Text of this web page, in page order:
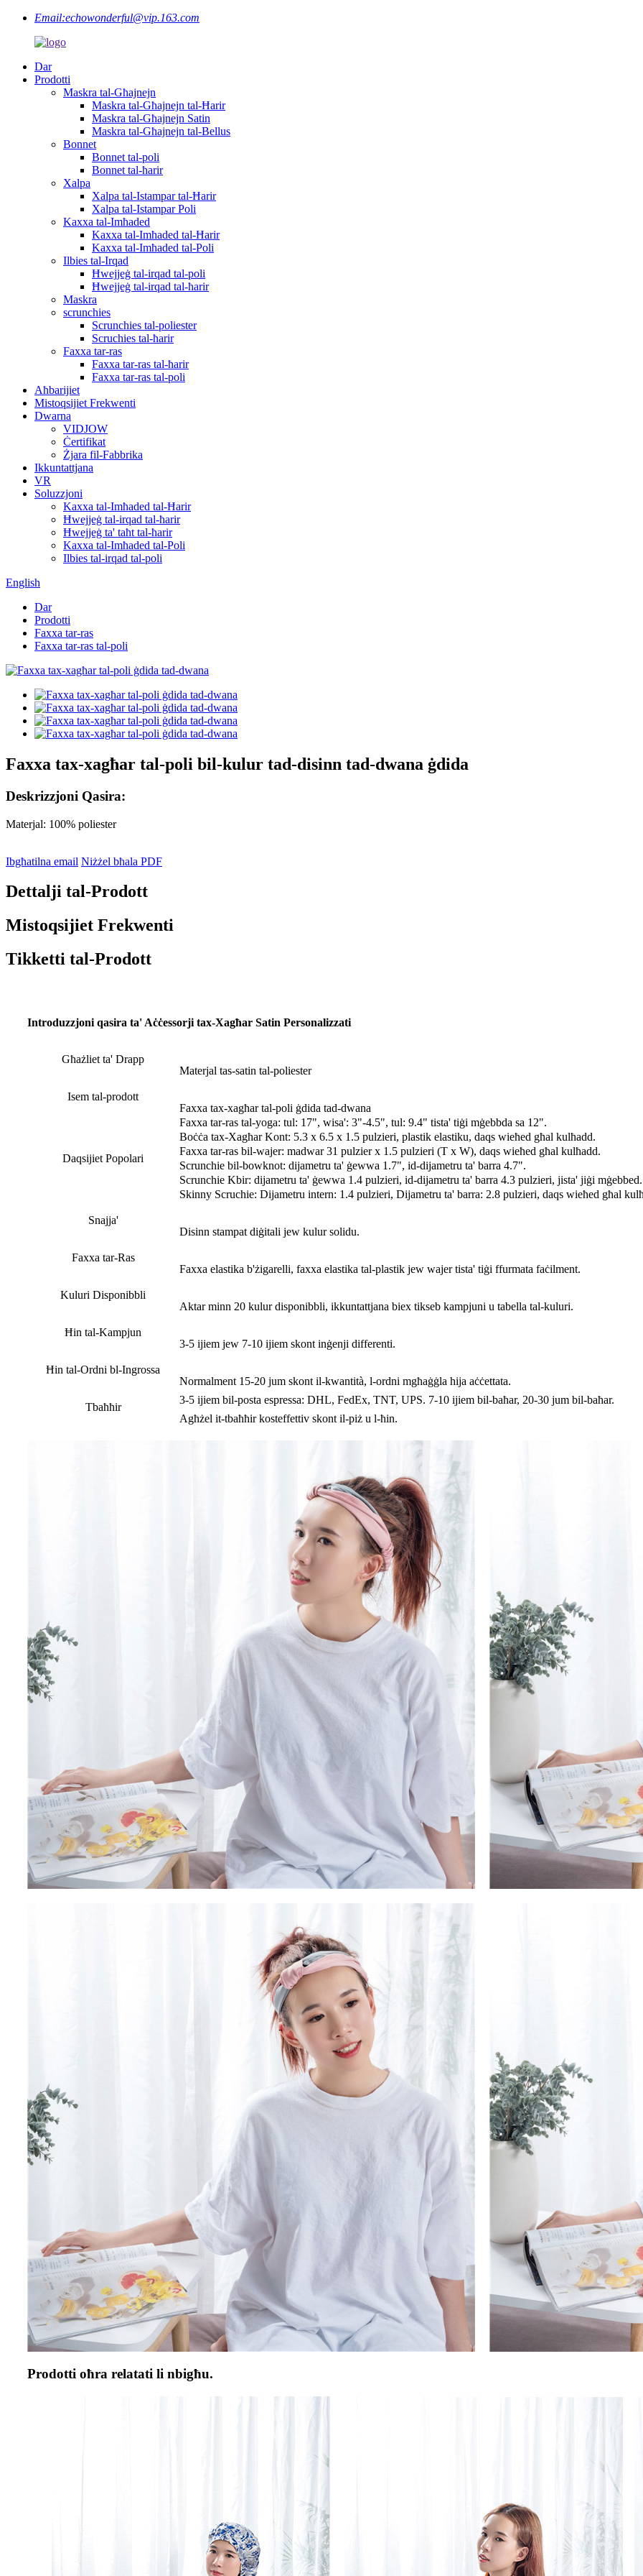
Email:echowonderful@vip.163.com
Dar
Prodotti
Maskra tal-Għajnejn
Maskra tal-Għajnejn tal-Ħarir
Maskra tal-Għajnejn Satin
Maskra tal-Għajnejn tal-Bellus
Bonnet
Bonnet tal-poli
Bonnet tal-ħarir
Xalpa
Xalpa tal-Istampar tal-Ħarir
Xalpa tal-Istampar Poli
Kaxxa tal-Imħaded
Kaxxa tal-Imħaded tal-Ħarir
Kaxxa tal-Imħaded tal-Poli
Ilbies tal-Irqad
Ħwejjeġ tal-irqad tal-poli
Ħwejjeġ tal-irqad tal-ħarir
Maskra
scrunchies
Scrunchies tal-poliester
Scruchies tal-ħarir
Faxxa tar-ras
Faxxa tar-ras tal-ħarir
Faxxa tar-ras tal-poli
Aħbarijiet
Mistoqsijiet Frekwenti
Dwarna
VIDJOW
Ċertifikat
Żjara fil-Fabbrika
Ikkuntattjana
VR
Soluzzjoni
Kaxxa tal-Imħaded tal-Ħarir
Ħwejjeġ tal-irqad tal-ħarir
Ħwejjeġ ta' taħt tal-ħarir
Kaxxa tal-Imħaded tal-Poli
Ilbies tal-irqad tal-poli
English
Dar
Prodotti
Faxxa tar-ras
Faxxa tar-ras tal-poli
Faxxa tax-xagħar tal-poli bil-kulur tad-disinn tad-dwana ġdida
Deskrizzjoni Qasira:
Materjal: 100% poliester
Ibgħatilna email Niżżel bħala PDF
Dettalji tal-Prodott
Mistoqsijiet Frekwenti
Tikketti tal-Prodott
Introduzzjoni qasira ta' Aċċessorji tax-Xagħar Satin Personalizzati
Għażliet ta' Drapp
Materjal tas-satin tal-poliester
Isem tal-prodott
Faxxa tax-xagħar tal-poli ġdida tad-dwana
Daqsijiet Popolari
Faxxa tar-ras tal-yoga: tul: 17", wisa': 3"-4.5", tul: 9.4" tista' tiġi mġebbda sa 12".
Boċċa tax-Xagħar Kont: 5.3 x 6.5 x 1.5 pulzieri, plastik elastiku, daqs wieħed għal kulħadd.
Faxxa tar-ras bil-wajer: madwar 31 pulzier x 1.5 pulzieri (T x W), daqs wieħed għal kulħadd.
Scrunchie bil-bowknot: dijametru ta' ġewwa 1.7", id-dijametru ta' barra 4.7".
Scrunchie Kbir: dijametru ta' ġewwa 1.4 pulzieri, id-dijametru ta' barra 4.3 pulzieri, jista' jiġi mġebbed.
Skinny Scruchie: Dijametru intern: 1.4 pulzieri, Dijametru ta' barra: 2.8 pulzieri, daqs wieħed għal
Snajja'
Disinn stampat diġitali jew kulur solidu.
Faxxa tar-Ras
Faxxa elastika b'żigarelli, faxxa elastika tal-plastik jew wajer tista' tiġi ffurmata faċilment.
Kuluri Disponibbli
Aktar minn 20 kulur disponibbli, ikkuntattjana biex tikseb kampjuni u tabella tal-kuluri.
Ħin tal-Kampjun
3-5 ijiem jew 7-10 ijiem skont inġenji differenti.
Ħin tal-Ordni bl-Ingrossa
Normalment 15-20 jum skont il-kwantità, l-ordni mgħaġġla hija aċċettata.
Tbaħħir
3-5 ijiem bil-posta espressa: DHL, FedEx, TNT, UPS. 7-10 ijiem bil-baħar, 20-30 jum bil-baħar.
Agħżel it-tbaħħir kosteffettiv skont il-piż u l-ħin.
Prodotti oħra relatati li nbigħu.